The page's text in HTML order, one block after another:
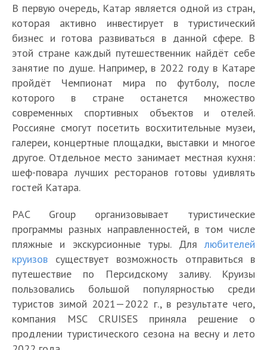
В первую очередь, Катар является одной из стран,
которая активно инвестирует в туристический
бизнес и готова развиваться в данной сфере. В
этой стране каждый путешественник найдёт себе
занятие по душе. Например, в 2022 году в Катаре
пройдёт Чемпионат мира по футболу, после
которого в стране останется множество
современных спортивных объектов и отелей.
Россияне смогут посетить восхитительные музеи,
галереи, концертные площадки, выставки и многое
другое. Отдельное место занимает местная кухня:
шеф-повара лучших ресторанов готовы удивлять
гостей Катара.
PAC Group организовывает туристические
программы разных направленностей, в том числе
пляжные и экскурсионные туры. Длялюбителей
круизов существует возможность отправиться в
путешествие по Персидскому заливу. Круизы
пользовались большой популярностью среди
туристов зимой 2021—2022 г., в результате чего,
компания MSC CRUISES приняла решение о
продлении туристического сезона на весну и лето